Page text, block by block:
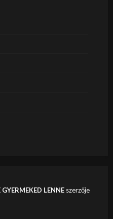
LENNEszerzője